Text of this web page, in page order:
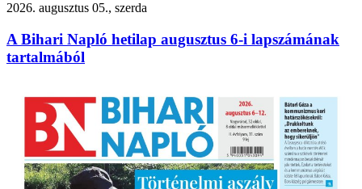
2026. augusztus 05., szerda
A Bihari Napló hetilap augusztus 6-i lapszámának
tartalmából